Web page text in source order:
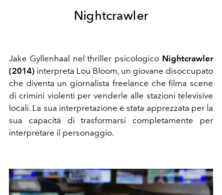
Nightcrawler
Jake Gyllenhaal nel thriller psicologico Nightcrawler
(2014) interpreta Lou Bloom, un giovane disoccupato
che diventa un giornalista freelance che filma scene
di crimini violenti per venderle alle stazioni televisive
locali. La sua interpretazione è stata apprezzata per la
sua capacità di trasformarsi completamente per
interpretare il personaggio.